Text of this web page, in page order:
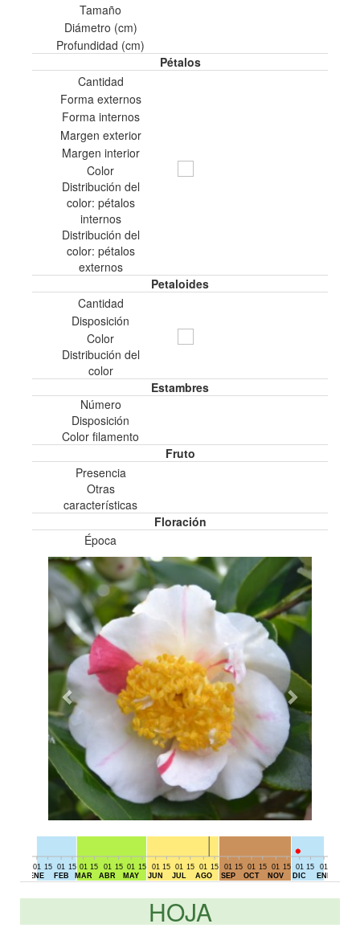
Tamaño
Diámetro (cm)
Profundidad (cm)
Pétalos
Cantidad
Forma externos
Forma internos
Margen exterior
Margen interior
Color
Distribución del
color: pétalos
internos
Distribución del
color: pétalos
externos
Petaloides
Cantidad
Disposición
Color
Distribución del
color
Estambres
Número
Disposición
Color filamento
Fruto
Presencia
Otras
características
Floración
Época
01
ENE
15
01
FEB
15 01
MAR
15
01
ABR
15 01
MAY
15
01
JUN
15
01
JUL
15
01
AGO
15
01
SEP
15
01
OCT
15
01
NOV
15 01
DIC
15
01
ENE
HOJA